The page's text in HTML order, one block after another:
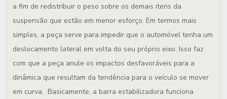
a fim de redistribuir o peso sobre os demais itens da
suspensão que estão em menor esforço. Em termos mais
simples, a peça serve para impedir que o automóvel tenha um
deslocamento lateral em volta do seu próprio eixo. Isso faz
com que a peça anule os impactos desfavoráveis para a
dinâmica que resultam da tendência para o veículo se mover
em curva. Basicamente, a barra estabilizadora funciona